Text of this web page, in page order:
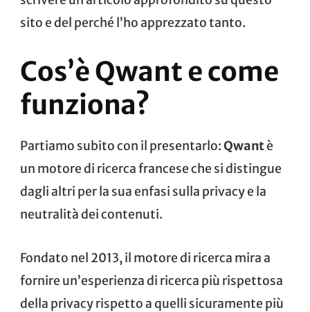
sito e del perché l’ho apprezzato tanto.
Cos’è Qwant e come
funziona?
Partiamo subito con il presentarlo:Qwantè
un motore di ricerca francese che si distingue
dagli altri per la sua enfasi sulla privacy e la
neutralità dei contenuti.
Fondato nel 2013, il motore di ricerca mira a
fornire un’esperienza di ricerca più rispettosa
della privacy rispetto a quelli sicuramente più